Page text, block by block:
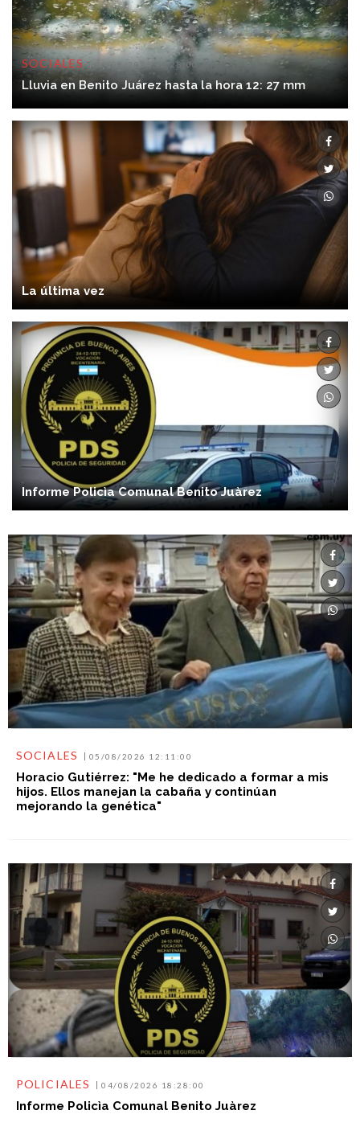
SOCIALES 06/08/2026 12:28:00
Lluvia en Benito Juárez hasta la hora 12: 27 mm
La última vez
Informe Policìa Comunal Benito Juàrez
SOCIALES 05/08/2026 12:11:00
Horacio Gutiérrez: "Me he dedicado a formar a mis
hijos. Ellos manejan la cabaña y continúan
mejorando la genética"
POLICIALES 04/08/2026 18:28:00
Informe Policìa Comunal Benito Juàrez